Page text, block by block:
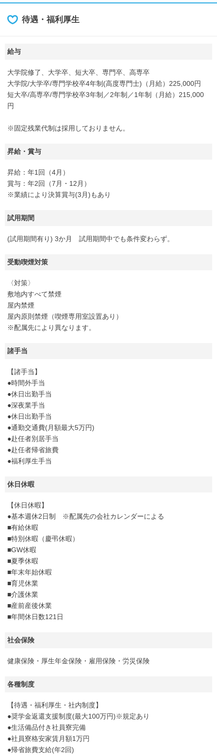
待遇・福利厚生
給与
大学院修了、大学卒、短大卒、専門卒、高専卒
大学院/大学卒/専門学校卒4年制(高度専門士)（月給）225,000円
短大卒/高専卒/専門学校卒3年制／2年制／1年制（月給）215,000
円
※固定残業代制は採用しておりません。
昇給・賞与
昇給：年1回（4月）
賞与：年2回（7月・12月）
※業績により決算賞与(3月)もあり
試用期間
(試用期間有り) 3か月 試用期間中でも条件変わらず。
受動喫煙対策
〈対策〉
敷地内すべて禁煙
屋内禁煙
屋内原則禁煙（喫煙専用室設置あり）
※配属先により異なります。
諸手当
【諸手当】
●時間外手当
●休日出勤手当
●深夜業手当
●休日出勤手当
●通勤交通費(月額最大5万円)
●赴任者別居手当
●赴任者帰省旅費
●福利厚生手当
休日休暇
【休日休暇】
●基本週休2日制 ※配属先の会社カレンダーによる
■有給休暇
■特別休暇（慶弔休暇）
■GW休暇
■夏季休暇
■年末年始休暇
■育児休業
■介護休業
■産前産後休業
■年間休日数121日
社会保険
健康保険・厚生年金保険・雇用保険・労災保険
各種制度
【待遇・福利厚生・社内制度】
●奨学金返還支援制度(最大100万円)※規定あり
●生活備品付き社員寮完備
●社員寮格安家賃月額1万円
●帰省旅費支給(年2回)